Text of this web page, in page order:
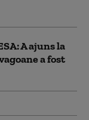
A ajuns la
a fost